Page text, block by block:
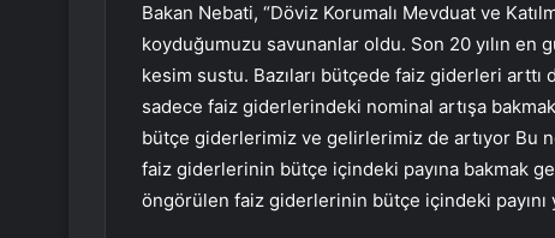
Bakan Nebati, “Döviz Korumalı Mevduat ve
koyduğumuzu savunanlar oldu. Son 20 yılın en
kesim sustu. Bazıları bütçede faiz giderleri
sadece faiz giderlerindeki nominal artışa
bütçe giderlerimiz ve gelirlerimiz de artıyor Bu
faiz giderlerinin bütçe içindeki payına bakmak
öngörülen faiz giderlerinin bütçe içindeki payını